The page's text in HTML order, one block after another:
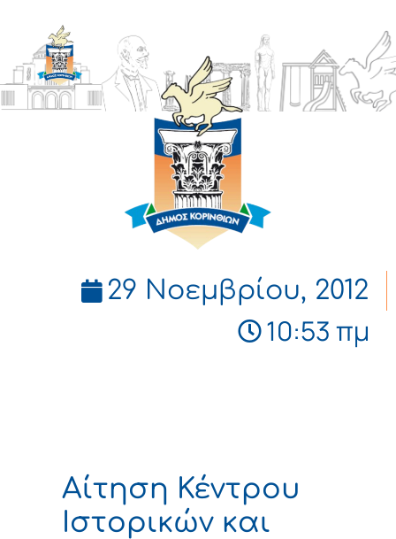
ΔΗΜΟΣ
ΚΟΡΙΝΘΙΩΝ
29 Νοεμβρίου, 2012
10:53 πμ
Αίτηση Κέντρου
Ιστορικών και